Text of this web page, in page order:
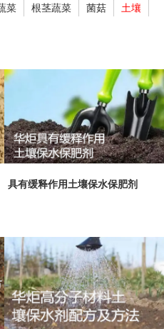
菜 根茎蔬菜 菌菇 土壤
具有缓释作用土壤保水保肥剂